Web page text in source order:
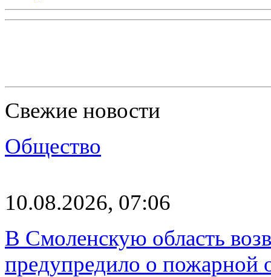
Свежие новости
Общество
10.08.2026, 07:06
В Смоленскую область
предупредило о пожарной